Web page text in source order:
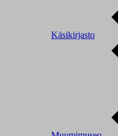
Käsikirjasto